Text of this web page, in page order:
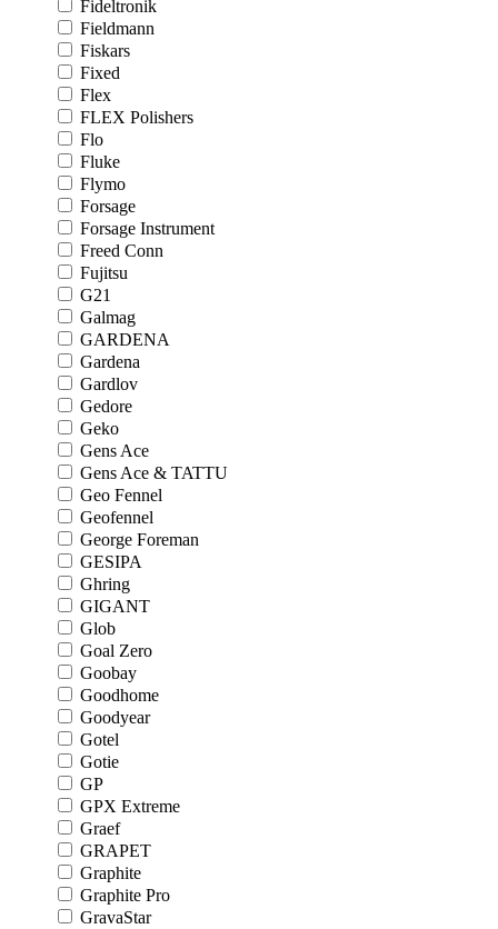
Fideltronik
Fieldmann
Fiskars
Fixed
Flex
FLEX Polishers
Flo
Fluke
Flymo
Forsage
Forsage Instrument
Freed Conn
Fujitsu
G21
Galmag
GARDENA
Gardena
Gardlov
Gedore
Geko
Gens Ace
Gens Ace & TATTU
Geo Fennel
Geofennel
George Foreman
GESIPA
Ghring
GIGANT
Glob
Goal Zero
Goobay
Goodhome
Goodyear
Gotel
Gotie
GP
GPX Extreme
Graef
GRAPET
Graphite
Graphite Pro
GravaStar